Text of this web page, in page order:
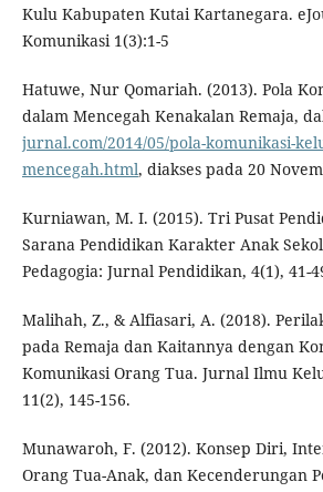
Kulu Kabupaten Kutai Kartanegara.
Komunikasi 1(3):1-5
Hatuwe, Nur Qomariah. (2013). Pola
dalam Mencegah Kenakalan Remaja,
jurnal.com/2014/05/pola-komunikasi-
mencegah.html, diakses pada 20
Kurniawan, M. I. (2015). Tri Pusat
Sarana Pendidikan Karakter Anak
Pedagogia: Jurnal Pendidikan, 4(1), 41-
Malihah, Z., & Alfiasari, A. (2018).
pada Remaja dan Kaitannya dengan
Komunikasi Orang Tua. Jurnal Ilmu
11(2), 145-156.
Munawaroh, F. (2012). Konsep Diri,
Orang Tua-Anak, dan Kecenderungan